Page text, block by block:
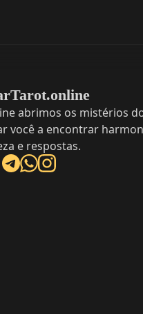
abrimos os mistérios
você a encontrar
e respostas.